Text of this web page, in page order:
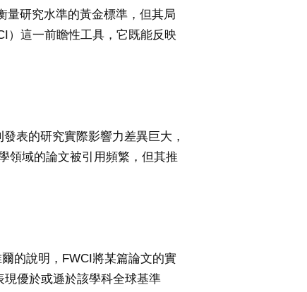
量研究水準的黃金標準，但其局
）這一前瞻性工具，它既能反映
表的研究實際影響力差異巨大，
領域的論文被引用頻繁，但其推
的說明，FWCI將某篇論文的實
優於或遜於該學科全球基準